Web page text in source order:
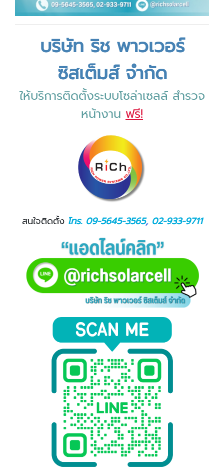
บริษัท ริช พาวเวอร์
ซิสเต็มส์ จำกัด
ให้บริการติดตั้งระบบโซล่าเซลล์ สำรวจ
หน้างาน ฟรี!
สนใจติดตั้ง โทร. 09-5645-3565, 02-933-9711